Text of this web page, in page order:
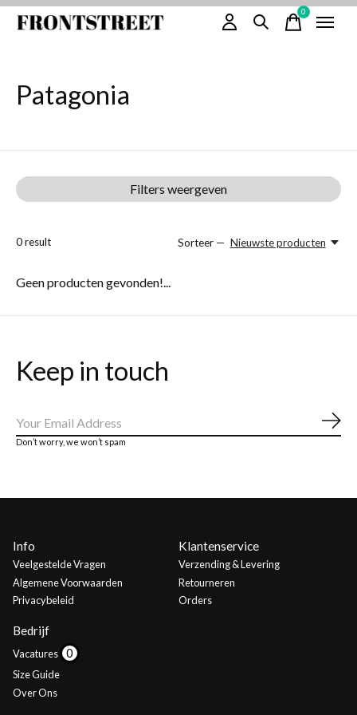
0items
Patagonia
Filters weergeven
0result Sorteer — Nieuwste producten
Geen producten gevonden!...
Keep in touch
Don’t worry, we won’t spam
Info
Veelgestelde Vragen
Algemene Voorwaarden
Privacybeleid
Klantenservice
Verzending & Levering
Retourneren
Orders
Bedrijf
Vacatures
Size Guide
Over Ons